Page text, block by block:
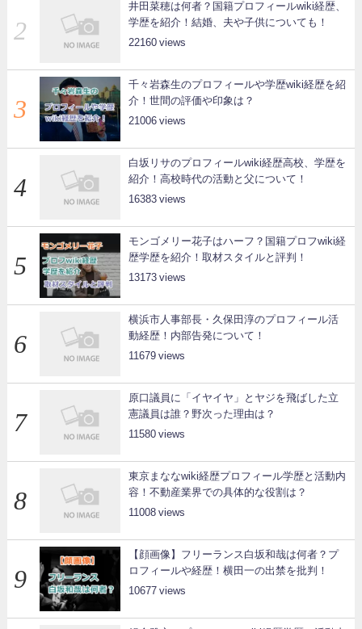
井田菜穂は何者？国籍プロフィールwiki経歴、
学歴を紹介！結婚、夫や子供についても！
22160
千々岩森生のプロフィールや学歴wiki経歴を紹
介！世間の評価や印象は？
21006
白坂リサのプロフィールwiki経歴高校、学歴を
紹介！高校時代の活動と父について！
16383
モンゴメリー花子はハーフ？国籍プロフwiki経
歴学歴を紹介！取材スタイルと評判！
13173
横浜市人事部長・久保田淳のプロフィール活
動経歴！内部告発について！
11679
原口議員に「イヤイヤ」とヤジを飛ばした立
憲議員は誰？野次った理由は？
11580
東京まななwiki経歴プロフィール学歴と活動内
容！不動産業界での具体的な役割は？
11008
【顔画像】フリーランス白坂和哉は何者？プ
ロフィールや経歴！横田一の出禁を批判！
10677